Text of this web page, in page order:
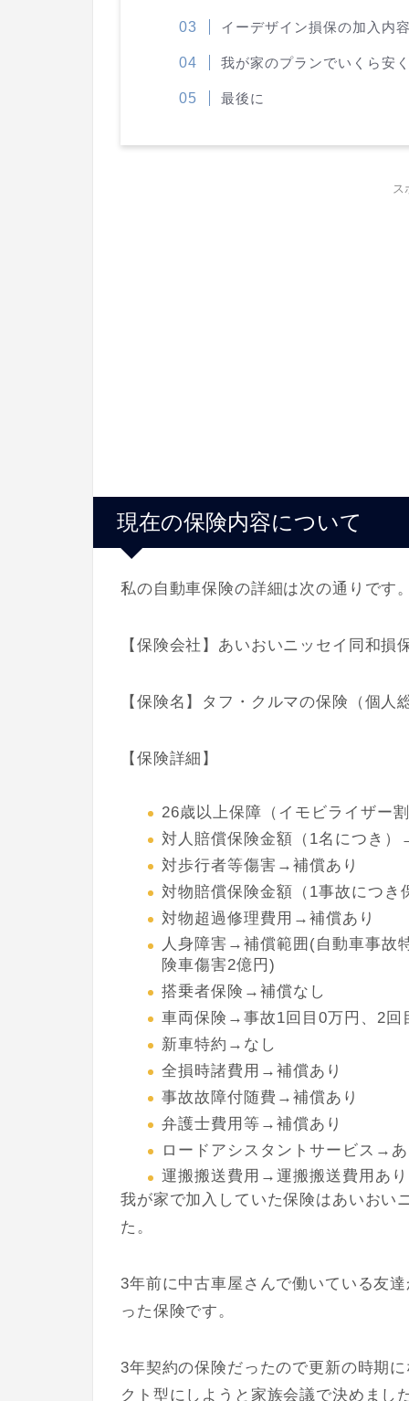
イーデザイン損保の加入内容
我が家のプランでいくら安
最後に
ス
現在の保険内容について
私の自動車保険の詳細は次の通りです。
【保険会社】あいおいニッセイ同和損
【保険名】タフ・クルマの保険（個人
【保険詳細】
26歳以上保障（イモビライザー割
対人賠償保険金額（1名につき
対歩行者等傷害→補償あり
対物賠償保険金額（1事故につ
対物超過修理費用→補償あり
人身障害→補償範囲(自動車事故
険車傷害2億円)
搭乗者保険→補償なし
車両保険→事故1回目0万円、2回
新車特約→なし
全損時諸費用→補償あり
事故故障付随費→補償あり
弁護士費用等→補償あり
ロードアシスタントサービス→あ
運搬搬送費用→運搬搬送費用あり
我が家で加入していた保険はあいおい
た。
3年前に中古車屋さんで働いている友
った保険です。
3年契約の保険だったので更新の時期
クト型にしようと家族会議で決めました